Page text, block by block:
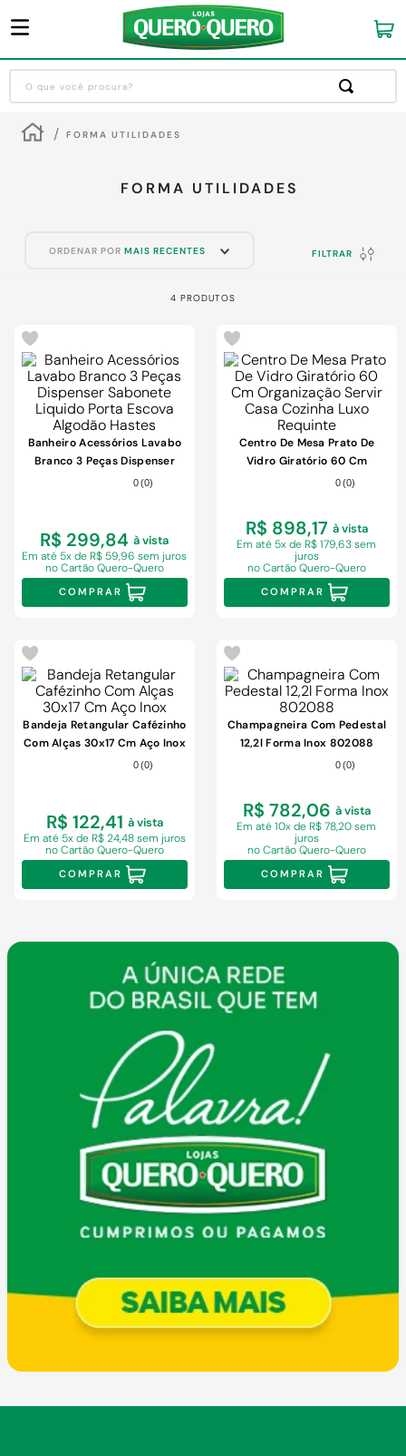
O que você procura?
FORMA UTILIDADES
FORMA UTILIDADES
ORDENAR POR MAIS RECENTES FILTRAR
4 PRODUTOS
Banheiro Acessórios Lavabo
Branco 3 Peças Dispenser
Sabonete Liquido Porta
0 (0)
R$ 299,84 à vista
Ematé 5x de R$ 59,96 sem juros
no Cartão Quero-Quero
COMPRAR
Centro De Mesa Prato De
Vidro Giratório 60 Cm
Organização Servir Casa
0 (0)
R$ 898,17 à vista
Ematé 5x de R$ 179,63 sem
juros
no Cartão Quero-Quero
COMPRAR
Bandeja Retangular Cafézinho
Com Alças 30x17 Cm Aço Inox
0 (0)
R$ 122,41 à vista
Em até 5x de R$ 24,48 sem juros
no Cartão Quero-Quero
COMPRAR
Champagneira Com Pedestal
12,2l Forma Inox 802088
0 (0)
R$ 782,06 à vista
Ematé 10x de R$ 78,20 sem
juros
no Cartão Quero-Quero
COMPRAR
Termos mais buscados
cozinha completa
sofa
º
º porta
cimento
10º chuveiro